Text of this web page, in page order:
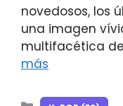
novedosos, los
una imagen
multifacética
más